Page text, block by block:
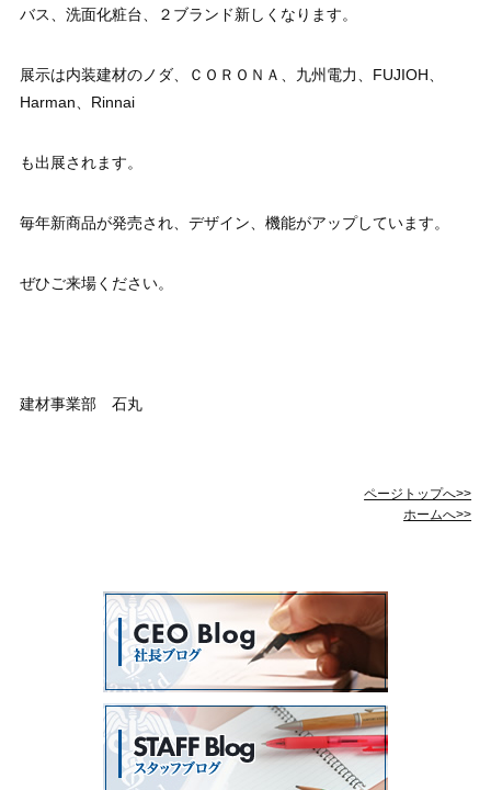
バス、洗面化粧台、２ブランド新しくなります。
展示は内装建材のノダ、ＣＯＲＯＮＡ、九州電力、FUJIOH、
Harman、Rinnai
も出展されます。
毎年新商品が発売され、デザイン、機能がアップしています。
ぜひご来場ください。
建材事業部 石丸
ページトップへ>>
ホームへ>>